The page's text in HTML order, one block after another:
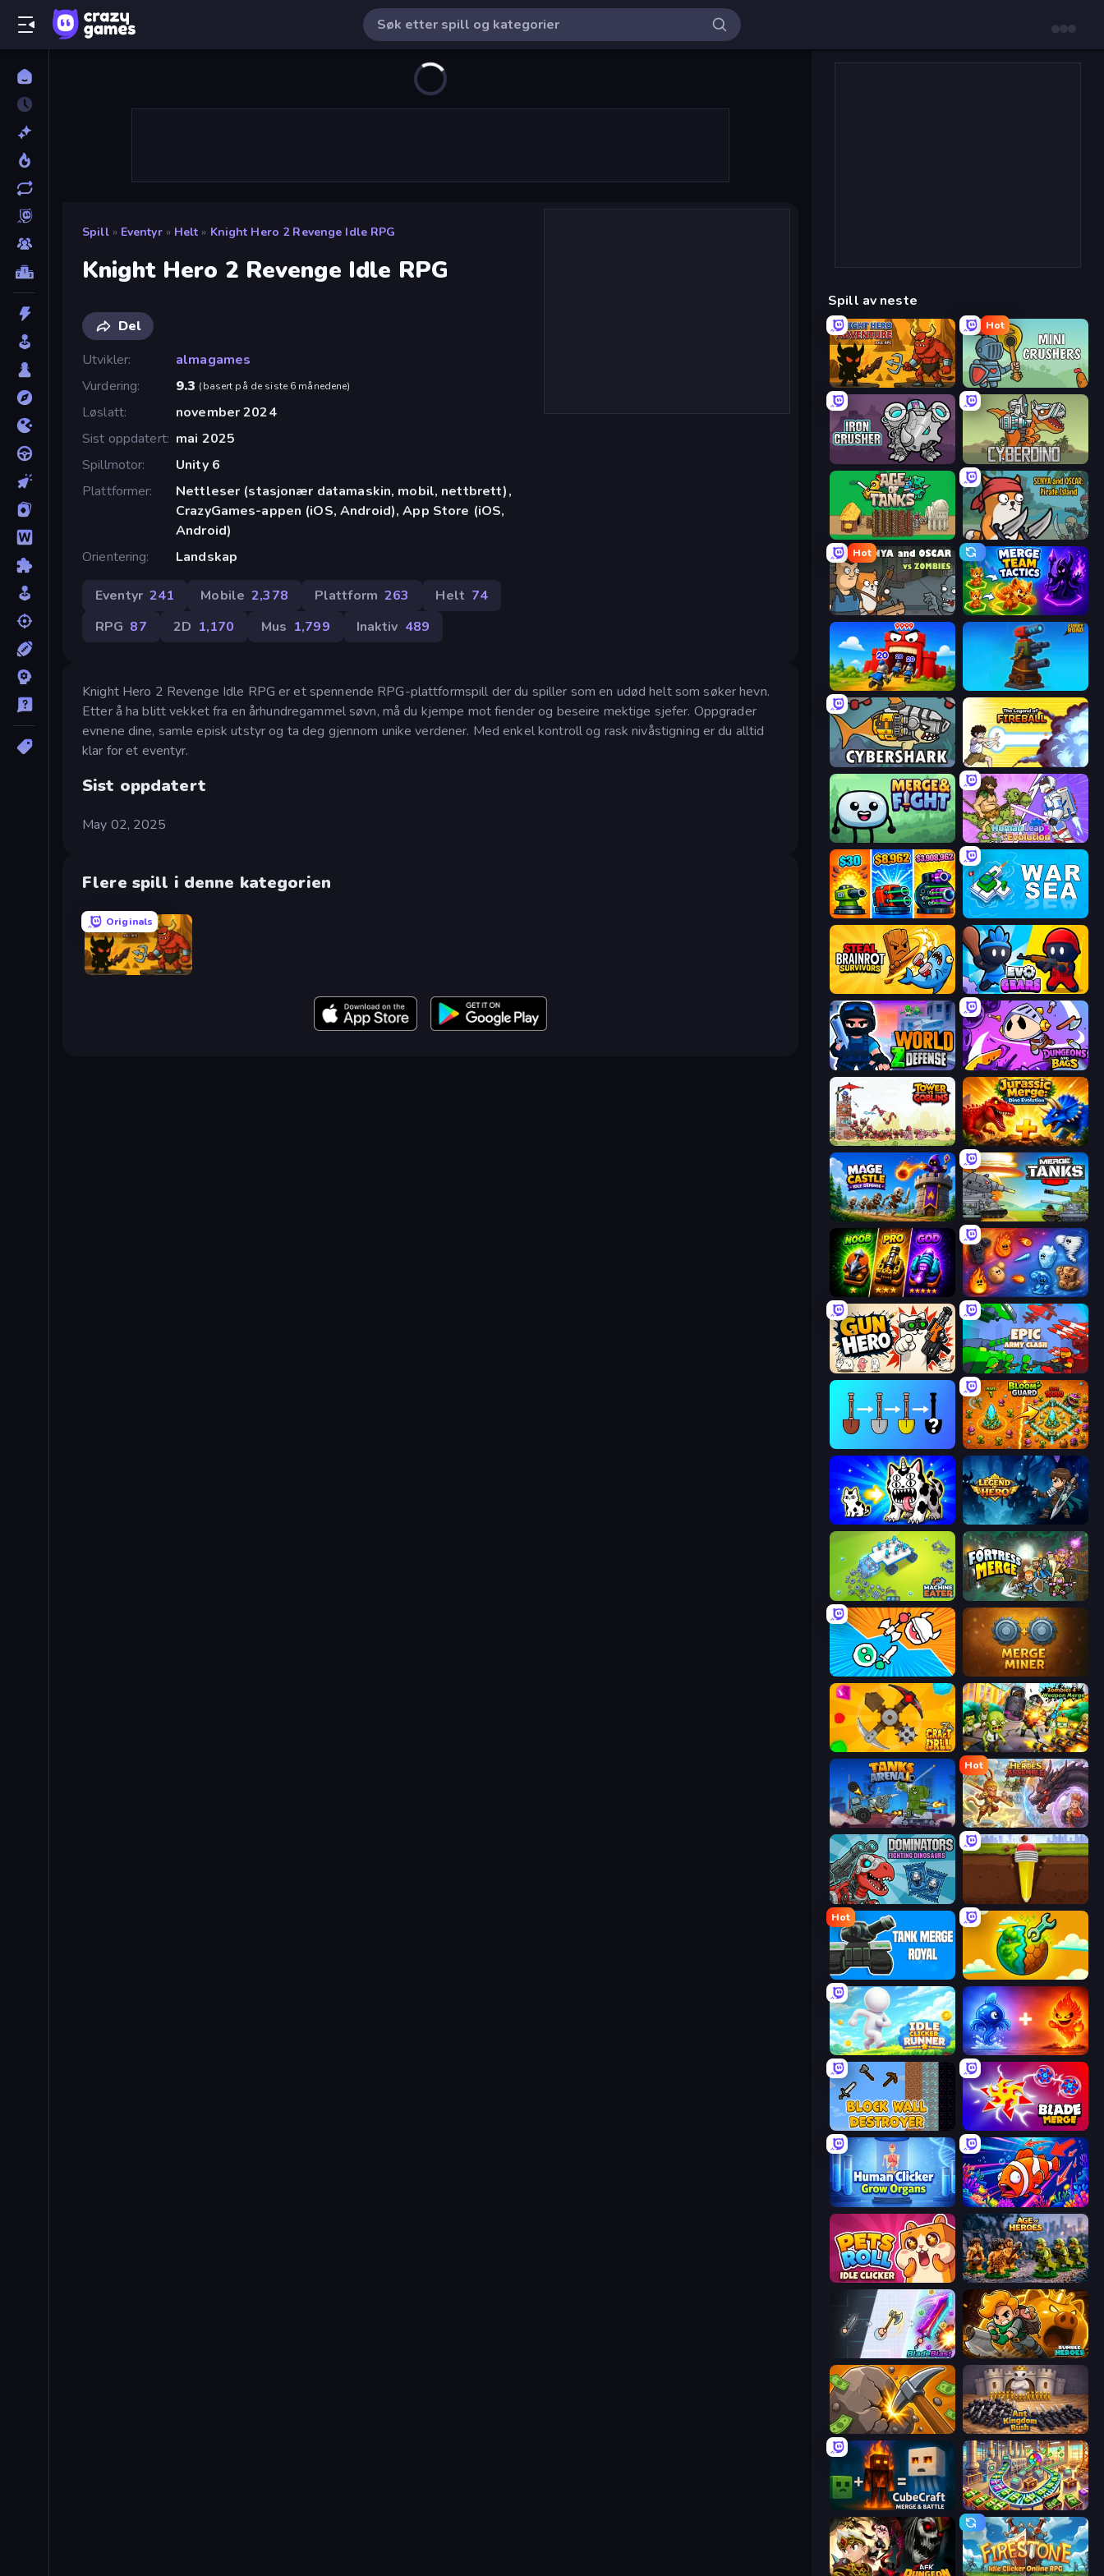
Spill » Eventyr » Helt » Knight Hero 2 Revenge Idle RPG
Knight Hero 2 Revenge Idle RPG
Del
Utvikler
almagames
Vurdering
9.3 (basert på de siste 6 månedene)
Løslatt
november 2024
Sist oppdatert mai 2025
Spillmotor
Unity 6
Plattformer
Nettleser (stasjonær datamaskin, mobil, nettbrett),
CrazyGames-appen (iOS, Android), App Store (iOS,
Android)
Orientering
Landskap
Eventyr 241 Mobile 2,378 Plattform 263 Helt 74
RPG 87 2D 1,170 Mus 1,799 Inaktiv 489
Knight Hero 2 Revenge Idle RPG er et spennende RPG-plattformspill der du spiller som en udød helt som søker hevn.
Etter å ha blitt vekket fra en århundregammel søvn, må du kjempe mot fiender og beseire mektige sjefer. Oppgrader
evnene dine, samle episk utstyr og ta deg gjennom unike verdener. Med enkel kontroll og rask nivåstigning er du alltid
klar for et eventyr.
Sist oppdatert
May 02, 2025
Flere spill i denne kategorien
Originals
Knight Hero Adventure Idle RPG
Spill av neste
Knight Hero Adventure Idle RPG
Hot
Mini Crushers
Iron Crusher
Age of Tanks Warriors: TD War Senya and Oscar: Pirate Island
Hot
Senya and Oscar vs Zombies Merge Team Tactics
TimeWarriors Furry Road
CyberShark Legend Of Fireball
Merge & Fight Human Leap: Evolution
Pumpkin Defense: Merge Cannon War Sea
Steal Brainrot Survivors Evo Gears
World Z Defense - Zombie Defense Dungeons and Bags
Tower vs Goblins Jurassic Merge: Dino Evolution
Mage Castle Idle Defense Merge Master Tanks: Tank Wars
Merge Survival Elemental Merge
Gun Hero: Cat Survival Epic Army Clash
BloomGuard
Strange Cats Legend of Hero
Machine Eater Fortress Merge
Merge Knights! Merge Miner
Craft Drill Zombies 4 Weapon Merge
Tanks Arena io: Craft & Combat
Hot
Heroes Assemble
Dominators: Fighting Dinosaurs Pen Dig
Hot
Tank Merge Royal Land Explorers: Merge & Build
Idle Clicker Runner Elemental Monsters: Merge
Block Wall Destroyer Blade Merge
Human Clicker: Grow Organs Fish Catch Idle
Pets Roll: Idle Clicker Age of Heroes
BladeBlast.io Rumble Heroes
Mine Clicker Ant Kingdom Rush
CubeCraft: Merge & Battle Money Factory: Tycoon Idle Game